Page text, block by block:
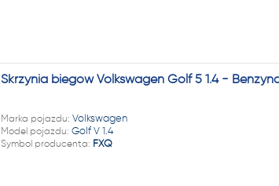
Skrzynia biegów Volkswagen Golf 5 1.4 -
Marka pojazdu: Volkswagen
Model pojazdu: Golf V 1.4
Symbol producenta: FXQ